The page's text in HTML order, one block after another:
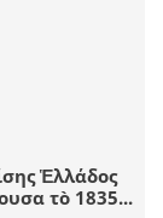
Ἑλλάδος
τὸ 1835...